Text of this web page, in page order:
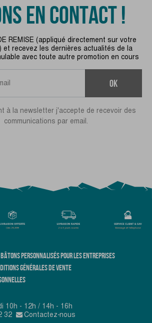
EN CONTACT !
REMISE (appliqué directement sur votre
et recevez les dernières actualités de la
avec toute autre promotion en cours
ok
à la newsletter j'accepte de recevoir des
communications par email.
BÂTONS PERSONNALISÉS POUR LES ENTREPRISES
GÉNÉRALES DE VENTE
10h - 12h / 14h - 16h
32
Contactez-nous